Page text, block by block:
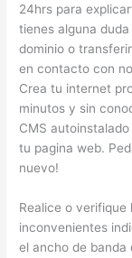
24hrs para
tienes alguna
dominio o
en contacto con
Crea tu internet
minutos y sin
CMS
tu pagina web.
nuevo!
Realice o verifique
inconvenientes
el ancho de banda